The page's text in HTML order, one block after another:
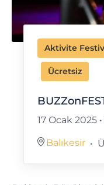
Aktivite
Ücretsiz
17 Ocak 2025
Balıkesir